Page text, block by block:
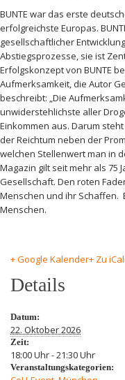
BUNTE war das erste
erfolgreichste Europas.
gesellschaftlicher
Abstiegsprozesse, sie ist
Erfolgskonzept von BUNTE
Aufmerksamkeit, die Autor
beschreibt: „Die
unwiderstehlichste aller
Einkommen aus. Darum
der Reichtum neben der
welchen Stellenwert man in
Magazin gilt seit mehr als 75
Gesellschaft. Den roten
Menschen und ihr Schaffen.
Menschen.
+ Google Kalender+ Zu
Details
Datum:
22. Oktober 2026
Zeit:
18:00 Uhr - 21:30 Uhr
Veranstaltungskategorien: